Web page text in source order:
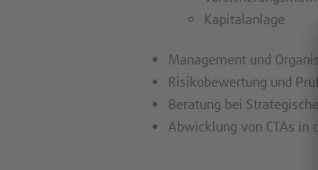
Kapitalanlage
Management und
Risikobewertung und
Beratung bei
Abwicklung von CTAs in